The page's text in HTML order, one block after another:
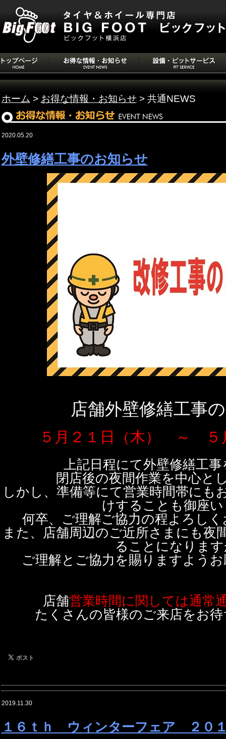
ホーム > お得な情報・お知らせ> 共通NEWS
2020.05.20
外壁修繕工事のお知らせ
店舗外壁修繕工事
５月２１日（木） ～ ５
上記日程にて外壁修繕工
閉店後の夜間作業を中心と
しかし、準備等にて営業時間帯にも
けすることも御座
何卒、ご理解ご協力の程よろし
また、店舗周辺のご近所さまにも夜
ることになりま
ご理解とご協力を賜りますよう
店舗営業時間に関しては通常
たくさんの皆様のご来店をお
2019.11.30
１６ｔｈ ウィンターフェア ２０